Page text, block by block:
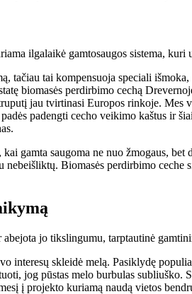
ilgalaikė gamtosaugos sistema,
tai kompensuoja speciali
biomasės perdirbimo cechą
jau tvirtinasi Europos rinkoje.
padengti cecho veikimo kaštus ir
gamta saugoma ne nuo žmogaus,
Biomasės perdirbimo
jo tikslingumu, tarptautinė
skleidė melą. Pasiklydę
jog pūstas melo burbulas
į projekto kuriamą naudą vietos